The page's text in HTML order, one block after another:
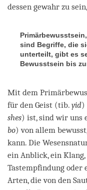
dessen gewahr zu
sind Begriffe, die
unterteilt, gibt es
Bewusstsein bis
Mit dem
für den Geist (tib. yid)
shes) ist, sind wir uns
bo) von allem
kann. Die
ein Anblick, ein Klang,
Tastempfindung oder
Arten, die von den